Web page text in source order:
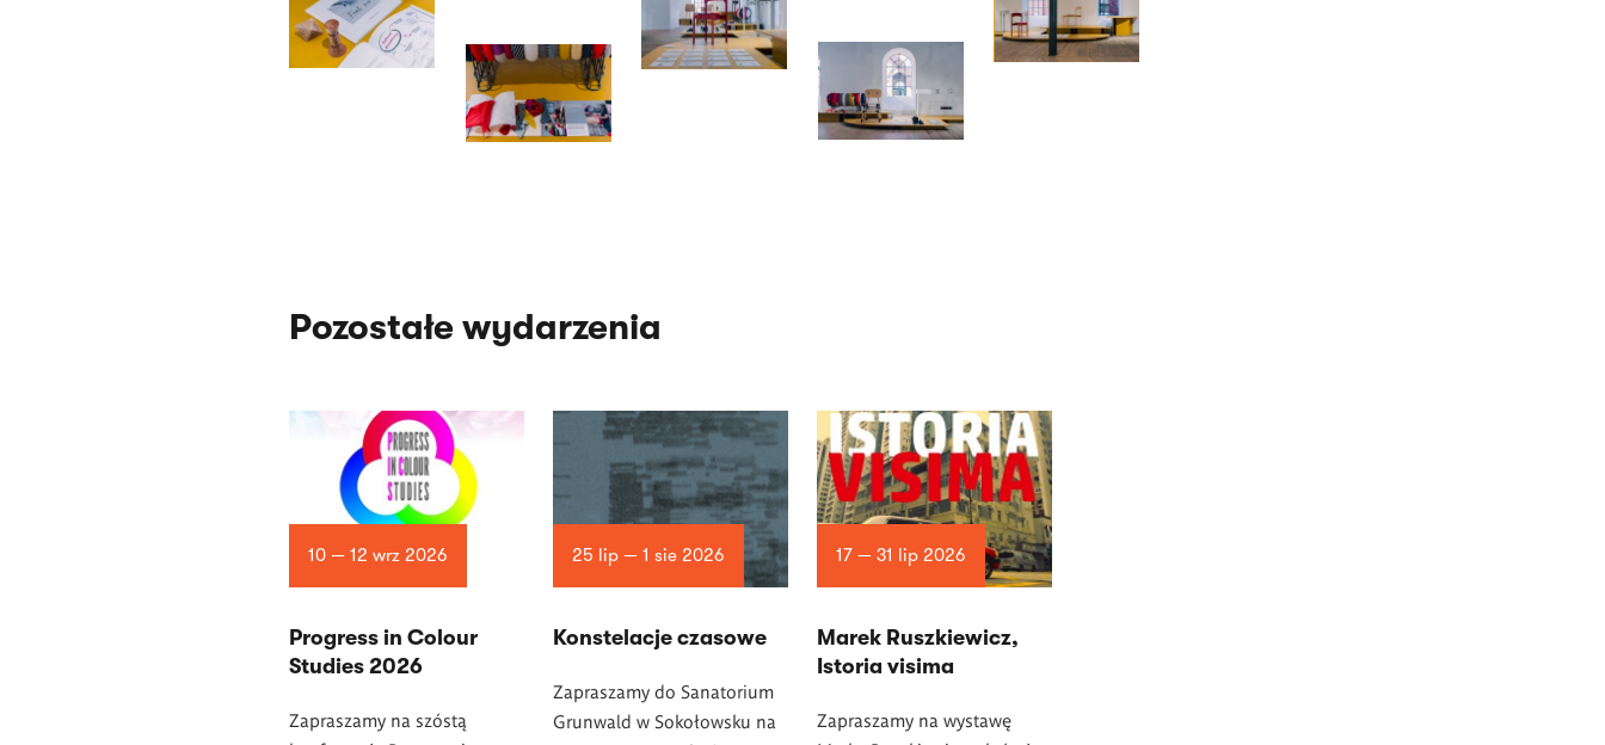
Pozostałe wydarzenia
10 — 12 wrz 2026
Progress in Colour
Studies 2026
Zapraszamy na szóstą
25 lip — 1 sie 2026
Konstelacje czasowe
Zapraszamy do Sanatorium
Grunwald w Sokołowsku na
17 — 31 lip 2026
Marek Ruszkiewicz,
Istoria visima
Zapraszamy na wystawę